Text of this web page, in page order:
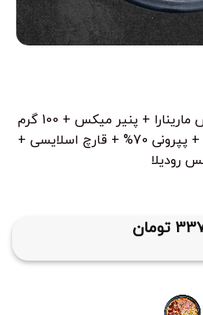
خمیر پیتزا ایتالیایی + سس مارینارا + پنیر میکس + 100 گرم
راسته مزه دار شده گوساله + پپرونی 70% + قارچ اسلایسی +
رودیلا
تومان